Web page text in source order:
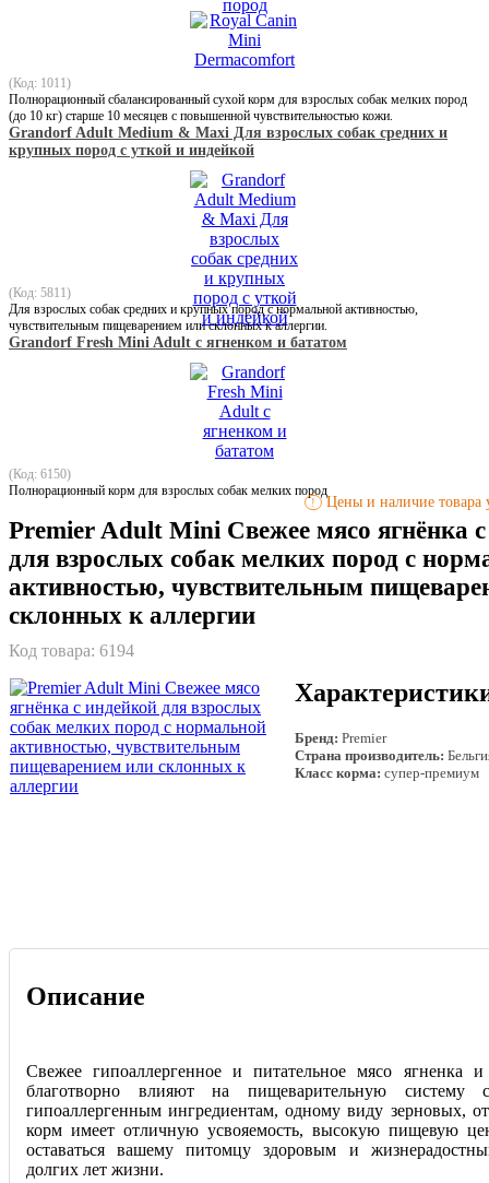
(Код: 1011)
Полнорационный сбалансированный сухой корм для взрослых собак мелких пород
(до 10 кг) старше 10 месяцев с повышенной чувствительностью кожи.
Grandorf Adult Medium & Maxi Для взрослых собак средних и
крупных пород с уткой и индейкой
(Код: 5811)
Для взрослых собак средних и крупных пород с нормальной активностью,
чувствительным пищеварением или склонных к аллергии.
Grandorf Fresh Mini Adult с ягненком и бататом
(Код: 6150)
Полнорационный корм для взрослых собак мелких пород
! Цены и наличие товара
Premier Adult Mini Свежее мясо ягнёнка
для взрослых собак мелких пород с
активностью, чувствительным
склонных к аллергии
Код товара: 6194
Бренд: Premier
Страна производитель:
Класс корма: супер-премиум
Описание
Свежее гипоаллергенное и питательное мясо ягненка
благотворно влияют на пищеварительную систему
гипоаллергенным ингредиентам, одному виду зерновых,
корм имеет отличную усвояемость, высокую пищевую
оставаться вашему питомцу здоровым и
долгих лет жизни.